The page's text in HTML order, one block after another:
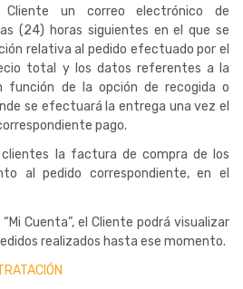
un correo electrónico de
(24) horas siguientes en el que se
relativa al pedido efectuado por el
total y los datos referentes a la
función de la opción de recogida o
se efectuará la entrega una vez el
pago.
la factura de compra de los
al pedido correspondiente, en el
Cuenta”, el Cliente podrá visualizar
realizados hasta ese momento.